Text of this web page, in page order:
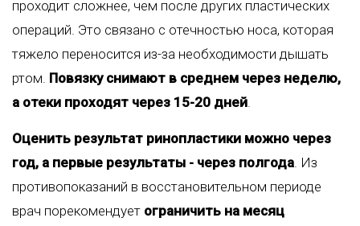
проходит сложнее, чем после других пластических
операций. Это связано с отечностью носа, которая
тяжело переносится из-за необходимости дышать
ртом. Повязку снимают в среднем через неделю,
а отеки проходят через 15-20 дней.
Оценить результат ринопластики можно через
год, а первые результаты - через полгода. Из
противопоказаний в восстановительном периоде
врач порекомендует ограничить на месяц